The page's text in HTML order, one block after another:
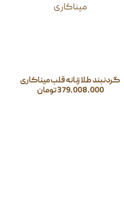
گردنبند طلا زنانه قلب میناکاری
379,008,000تومان